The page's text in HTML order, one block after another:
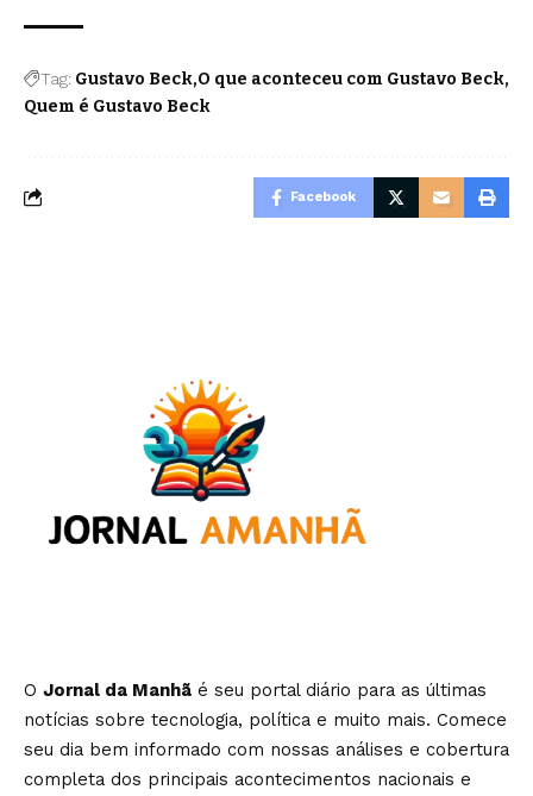
Tag: Gustavo Beck O que aconteceu com Gustavo Beck
Quem é Gustavo Beck
Facebook
O Jornal da Manhã é seu portal diário para as últimas
notícias sobre tecnologia, política e muito mais. Comece
seu dia bem informado com nossas análises e cobertura
completa dos principais acontecimentos nacionais e